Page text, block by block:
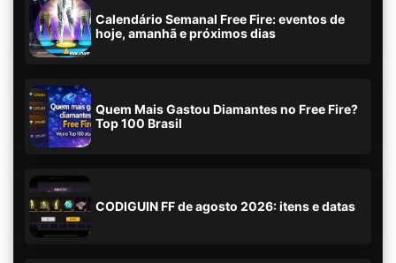
Calendário Semanal Free Fire: eventos de
hoje, amanhã e próximos dias
Quem Mais Gastou Diamantes no Free Fire?
Top 100 Brasil
CODIGUIN FF de agosto 2026: itens e datas